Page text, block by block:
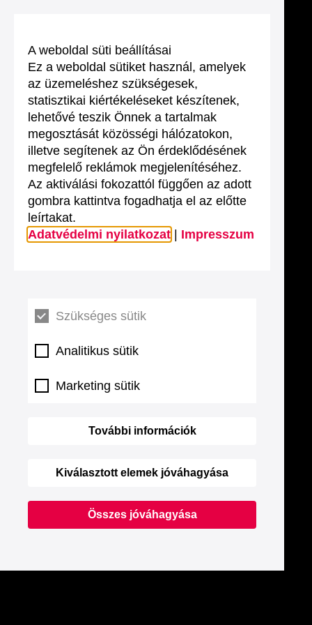
A weboldal süti beállításai
Ez a weboldal sütiket használ, amelyek
az üzemeléshez szükségesek,
statisztikai kiértékeléseket készítenek,
lehetővé teszik Önnek a tartalmak
megosztását közösségi hálózatokon,
illetve segítenek az Ön érdeklődésének
megfelelő reklámok megjelenítéséhez.
Az aktiválási fokozattól függően az adott
gombra kattintva fogadhatja el az előtte
leírtakat.
Adatvédelmi nyilatkozat
Impresszum
Szükséges sütik
Analitikus sütik
Marketing sütik
További információk
Kiválasztott elemek jóváhagyása
Összes jóváhagyása